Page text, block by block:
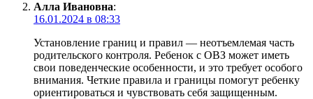
Алла Ивановна:
16.01.2024 в 08:33
Установление границ и правил — неотъемлемая часть
родительского контроля. Ребенок с ОВЗ может иметь
свои поведенческие особенности, и это требует особого
внимания. Четкие правила и границы помогут ребенку
ориентироваться и чувствовать себя защищенным.